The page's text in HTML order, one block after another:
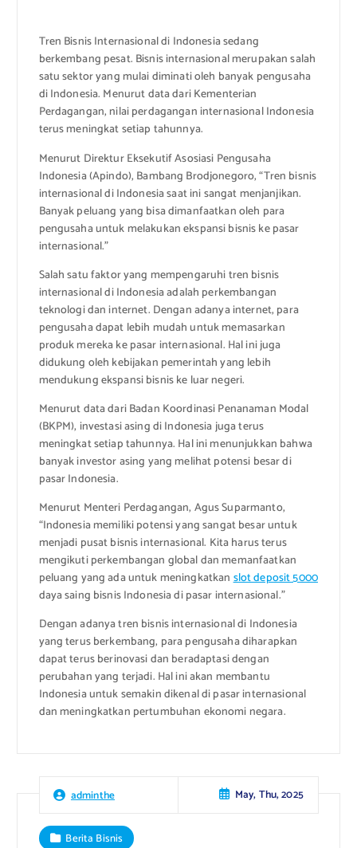
Tren Bisnis Internasional di Indonesia sedang
berkembang pesat. Bisnis internasional merupakan salah
satu sektor yang mulai diminati oleh banyak pengusaha
di Indonesia. Menurut data dari Kementerian
Perdagangan, nilai perdagangan internasional Indonesia
terus meningkat setiap tahunnya.
Menurut Direktur Eksekutif Asosiasi Pengusaha
Indonesia (Apindo), Bambang Brodjonegoro, “Tren bisnis
internasional di Indonesia saat ini sangat menjanjikan.
Banyak peluang yang bisa dimanfaatkan oleh para
pengusaha untuk melakukan ekspansi bisnis ke pasar
internasional.”
Salah satu faktor yang mempengaruhi tren bisnis
internasional di Indonesia adalah perkembangan
teknologi dan internet. Dengan adanya internet, para
pengusaha dapat lebih mudah untuk memasarkan
produk mereka ke pasar internasional. Hal ini juga
didukung oleh kebijakan pemerintah yang lebih
mendukung ekspansi bisnis ke luar negeri.
Menurut data dari Badan Koordinasi Penanaman Modal
(BKPM), investasi asing di Indonesia juga terus
meningkat setiap tahunnya. Hal ini menunjukkan bahwa
banyak investor asing yang melihat potensi besar di
pasar Indonesia.
Menurut Menteri Perdagangan, Agus Suparmanto,
“Indonesia memiliki potensi yang sangat besar untuk
menjadi pusat bisnis internasional. Kita harus terus
mengikuti perkembangan global dan memanfaatkan
peluang yang ada untuk meningkatkanslot deposit 5000
daya saing bisnis Indonesia di pasar internasional.”
Dengan adanya tren bisnis internasional di Indonesia
yang terus berkembang, para pengusaha diharapkan
dapat terus berinovasi dan beradaptasi dengan
perubahan yang terjadi. Hal ini akan membantu
Indonesia untuk semakin dikenal di pasar internasional
dan meningkatkan pertumbuhan ekonomi negara.
adminthe May, Thu, 2025
Berita Bisnis